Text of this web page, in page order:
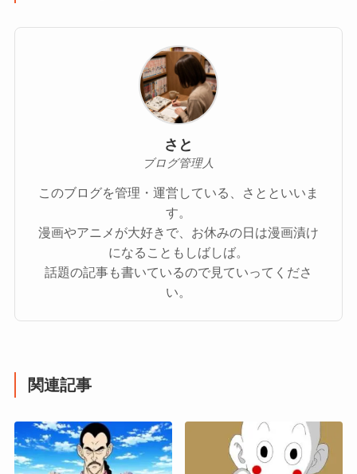
さと
ブログ管理人
このブログを管理・運営している、さとといいま
す。
漫画やアニメが大好きで、お休みの日は漫画漬け
になることもしばしば。
話題の記事も書いているので見ていってくださ
い。
関連記事